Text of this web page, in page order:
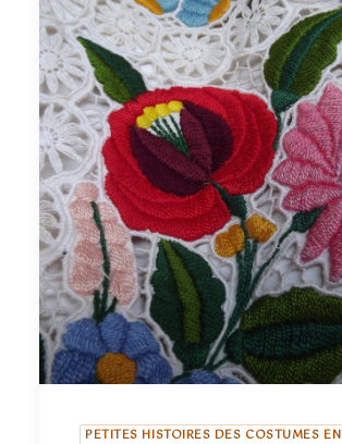
PETITES HISTOIRES DES COSTUMES EN